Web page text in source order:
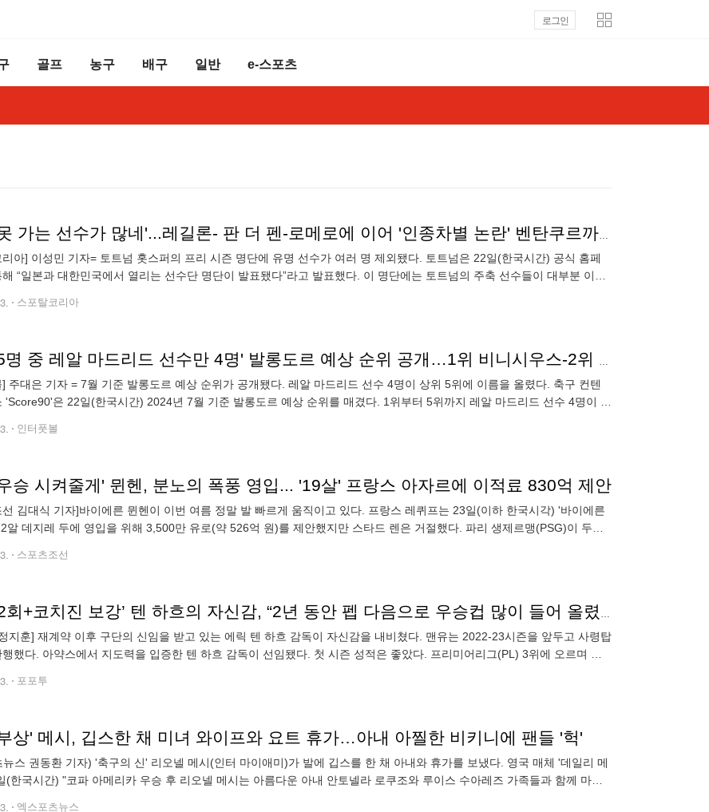
로그인
골프 농구 배구 일반 e-스포츠
'한국 못 가는 선수가 많네'...레길론- 판 더 펜-로메로에 이어 '인종차별 논란' 벤탄쿠르까지 아시아 투어 명단 제외
리아] 이성민 기자= 토트넘 홋스퍼의 프리 시즌 명단에 유명 선수가 여러 명 제외됐다. 토트넘은 22일(한국시간) 공식 홈페
“일본과 대한민국에서 열리는 선수단 명단이 발표됐다”라고 발표했다. 이 명단에는 토트넘의 주축 선수들이 대부분 이름
스포탈코리아
'상위 5명 중 레알 마드리드 선수만 4명' 발롱도르 예상 순위 공개…1위 비니시우스-2위 로드리
] 주대은 기자 = 7월 기준 발롱도르 예상 순위가 공개됐다. 레알 마드리드 선수 4명이 상위 5위에 이름을 올렸다. 축구 컨텐
'Score90'은 22일(한국시간) 2024년 7월 기준 발롱도르 예상 순위를 매겼다. 1위부터 5위까지 레알 마드리드 선수 4명이 이
인터풋볼
승 시켜줄게' 뮌헨, 분노의 폭풍 영입... '19살' 프랑스 아자르에 이적료 830억 제안
선 김대식 기자]바이에른 뮌헨이 이번 여름 정말 발 빠르게 움직이고 있다. 프랑스 레퀴프는 23일(이하 한국시각) '바이에른
알 데지레 두에 영입을 위해 3,500만 유로(약 526억 원)를 제안했지만 스타드 렌은 거절했다. 파리 생제르맹(PSG)이 두에
스포츠조선
‘우승 2회+코치진 보강’ 텐 하흐의 자신감, “2년 동안 펩 다음으로 우승컵 많이 들어 올렸어”
지훈] 재계약 이후 구단의 신임을 받고 있는 에릭 텐 하흐 감독이 자신감을 내비쳤다. 맨유는 2022-23시즌을 앞두고 사령탑
행했다. 아약스에서 지도력을 입증한 텐 하흐 감독이 선임됐다. 첫 시즌 성적은 좋았다. 프리미어리그(PL) 3위에 오르며 유
포포투
상' 메시, 깁스한 채 미녀 와이프와 요트 휴가…아내 아찔한 비키니에 팬들 '헉'
뉴스 권동환 기자) '축구의 신' 리오넬 메시(인터 마이애미)가 발에 깁스를 한 채 아내와 휴가를 보냈다. 영국 매체 '데일리 메
(한국시간) "코파 아메리카 우승 후 리오넬 메시는 아름다운 아내 안토넬라 로쿠조와 루이스 수아레즈 가족들과 함께 마이
엑스포츠뉴스